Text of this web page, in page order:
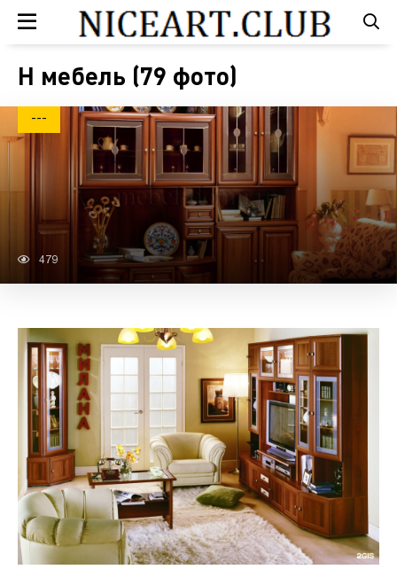
Н мебель (79 фото)
---
479